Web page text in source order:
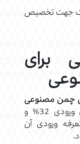
جهت تخصیص
برای
چمن مصنوعی
برابر 39189010 است که از حقوق ورودی 32% و
و تعرفه ورودی آن